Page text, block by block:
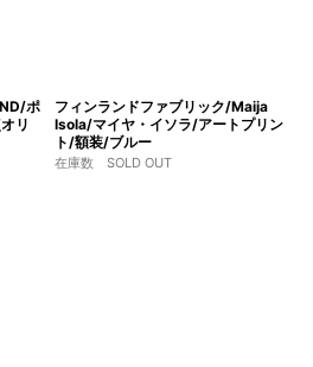
ヤルヴィのカイ・フランクUP!
のティーマ廃盤色グレ
ポ
リ
フィンランドファブリック/Maija
Isola/マイヤ・イソラ/アートプリン
ト/額装/ブルー
在庫数 SOLD OUT